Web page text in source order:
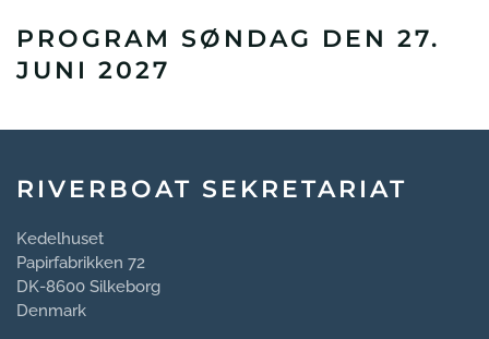
PROGRAM SØNDAG DEN 27.
JUNI 2027
RIVERBOAT SEKRETARIAT
Kedelhuset
Papirfabrikken 72
DK-8600 Silkeborg
Denmark